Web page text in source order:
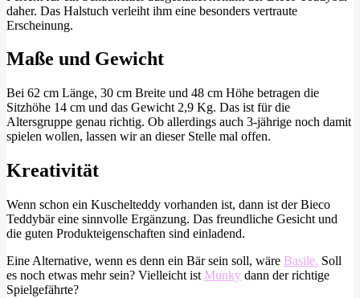
daher. Das Halstuch verleiht ihm eine besonders vertraute
Erscheinung.
Maße und Gewicht
Bei 62 cm Länge, 30 cm Breite und 48 cm Höhe betragen die
Sitzhöhe 14 cm und das Gewicht 2,9 Kg. Das ist für die
Altersgruppe genau richtig. Ob allerdings auch 3-jährige noch damit
spielen wollen, lassen wir an dieser Stelle mal offen.
Kreativität
Wenn schon ein Kuschelteddy vorhanden ist, dann ist der Bieco
Teddybär eine sinnvolle Ergänzung. Das freundliche Gesicht und
die guten Produkteigenschaften sind einladend.
Eine Alternative, wenn es denn ein Bär sein soll, wäre Basile. Soll
es noch etwas mehr sein? Vielleicht ist Munky dann der richtige
Spielgefährte?